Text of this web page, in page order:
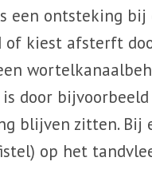
een ontsteking
of kiest afsterft
door
blijven zitten.
op het